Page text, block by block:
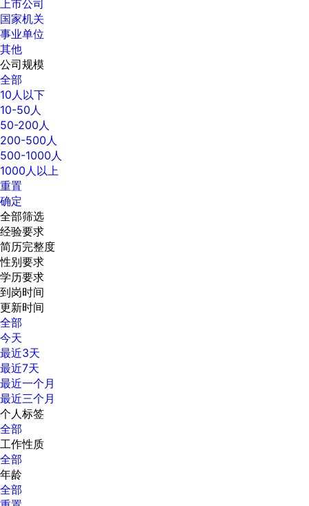
上市公司
国家机关
事业单位
其他
公司规模
全部
10人以下
10-50人
50-200人
200-500人
500-1000人
1000人以上
重置
确定
全部筛选
经验要求
简历完整度
性别要求
学历要求
到岗时间
更新时间
全部
今天
最近3天
最近7天
最近一个月
最近三个月
个人标签
全部
工作性质
全部
年龄
全部